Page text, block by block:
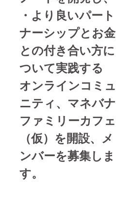
・より良いパート
ナーシップとお金
との付き合い方に
ついて実践する
オンラインコミュ
ニティ、 マネバナ
ファミリーカフェ
（仮）を開設、メ
ンバーを募集しま
す。